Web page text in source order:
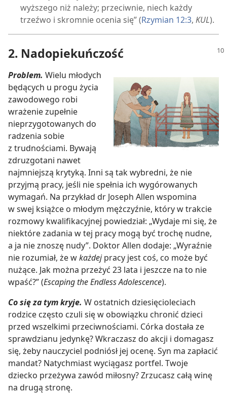
wyższego niż należy; przeciwnie, niech każdy
trzeźwo i skromnie ocenia się” (Rzymian 12:3, KUL).
2. Nadopiekuńczość
Problem. Wielu młodych
będących u progu życia
zawodowego robi
wrażenie zupełnie
nieprzygotowanych do
radzenia sobie
z trudnościami. Bywają
zdruzgotani nawet
najmniejszą krytyką. Inni są tak wybredni, że nie
przyjmą pracy, jeśli nie spełnia ich wygórowanych
wymagań. Na przykład dr Joseph Allen wspomina
w swej książce o młodym mężczyźnie, który w trakcie
rozmowy kwalifikacyjnej powiedział: „Wydaje mi się, że
niektóre zadania w tej pracy mogą być trochę nudne,
a ja nie znoszę nudy”. Doktor Allen dodaje: „Wyraźnie
nie rozumiał, że wkażdejpracy jest coś, co może być
nużące. Jak można przeżyć 23 lata i jeszcze na to nie
wpaść?” (Escaping the Endless Adolescence).
Co się za tym kryje. W ostatnich dziesięcioleciach
rodzice często czuli się w obowiązku chronić dzieci
przed wszelkimi przeciwnościami. Córka dostała ze
sprawdzianu jedynkę? Wkraczasz do akcji i domagasz
się, żeby nauczyciel podniósł jej ocenę. Syn ma zapłacić
mandat? Natychmiast wyciągasz portfel. Twoje
dziecko przeżywa zawód miłosny? Zrzucasz całą winę
na drugą stronę.